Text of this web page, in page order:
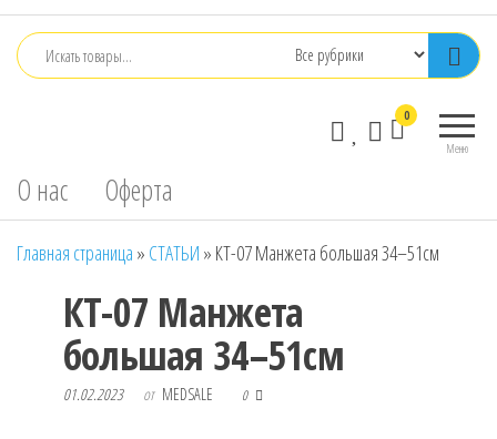
Перейти
содержимому
Меню
0
О нас Оферта
Главная страница » СТАТЬИ » КТ-07 Манжета большая 34–51см
КТ-07 Манжета
большая 34–51см
01.02.2023 от MEDSALE 0